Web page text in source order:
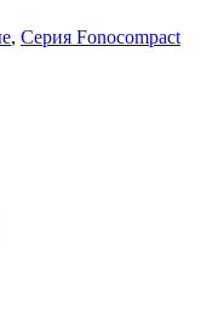
, Серия Fonocompact